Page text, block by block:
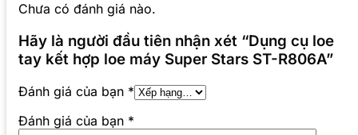
Chưa có đánh giá nào.
Hãy là người đầu tiên nhận xét “Dụng cụ loe
tay kết hợp loe máy Super Stars ST-R806A”
Đánh giá của bạn *
Đánh giá của bạn *